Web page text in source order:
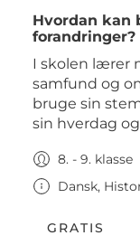
Hvordan kan
forandringer?
I skolen lærer
samfund og
bruge sin
sin hverdag
8. - 9. klasse
Dansk,
GRATIS